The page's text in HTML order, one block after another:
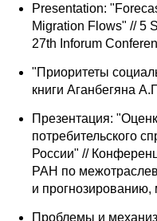
Presentation:
Migration Flows" // 5
27th Inforum
"Приоритеты
книги Аганбегяна
Презентация:
потребительского
России" //
РАН по
и прогнозированию,
Проблемы и